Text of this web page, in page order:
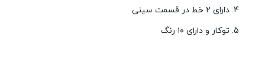
دارای ۲ خط در قسمت سینی
توکار و دارای ۱۰ رنگ